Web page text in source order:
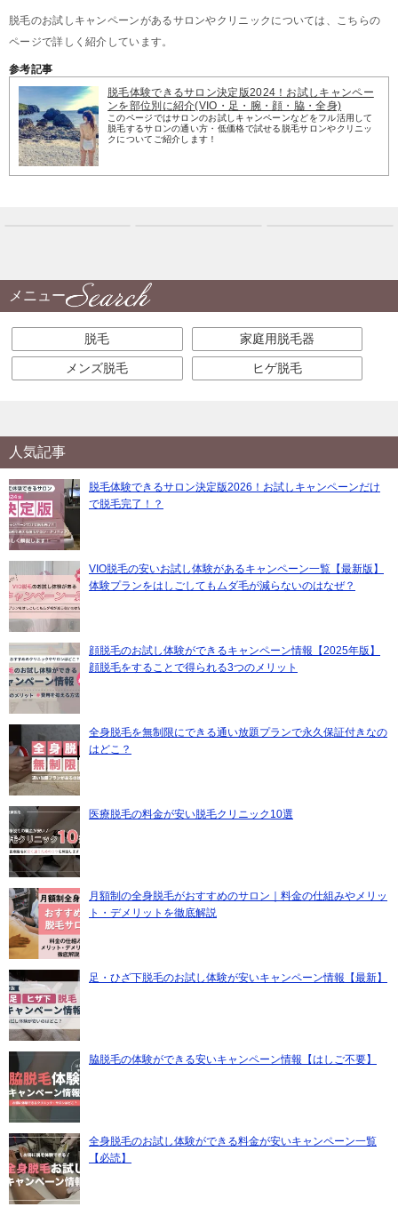
脱毛のお試しキャンペーンがあるサロンやクリニックについては、こちらの
ページで詳しく紹介しています。
参考記事
脱毛体験できるサロン決定版2024！お試しキャンペー
ンを部位別に紹介(VIO・足・腕・顔・脇・全身)
このページではサロンのお試しキャンペーンなどをフル活用して
脱毛するサロンの通い方・低価格で試せる脱毛サロンやクリニッ
クについてご紹介します！
メニュー
脱毛 家庭用脱毛器
メンズ脱毛 ヒゲ脱毛
人気記事
脱毛体験できるサロン決定版2026！お試しキャンペーンだけ
で脱毛完了！？
VIO脱毛の安いお試し体験があるキャンペーン一覧【最新版】
体験プランをはしごしてもムダ毛が減らないのはなぜ？
顔脱毛のお試し体験ができるキャンペーン情報【2025年版】
顔脱毛をすることで得られる3つのメリット
全身脱毛を無制限にできる通い放題プランで永久保証付きなの
はどこ？
医療脱毛の料金が安い脱毛クリニック10選
月額制の全身脱毛がおすすめのサロン｜料金の仕組みやメリッ
ト・デメリットを徹底解説
足・ひざ下脱毛のお試し体験が安いキャンペーン情報【最新】
脇脱毛の体験ができる安いキャンペーン情報【はしご不要】
全身脱毛のお試し体験ができる料金が安いキャンペーン一覧
【必読】